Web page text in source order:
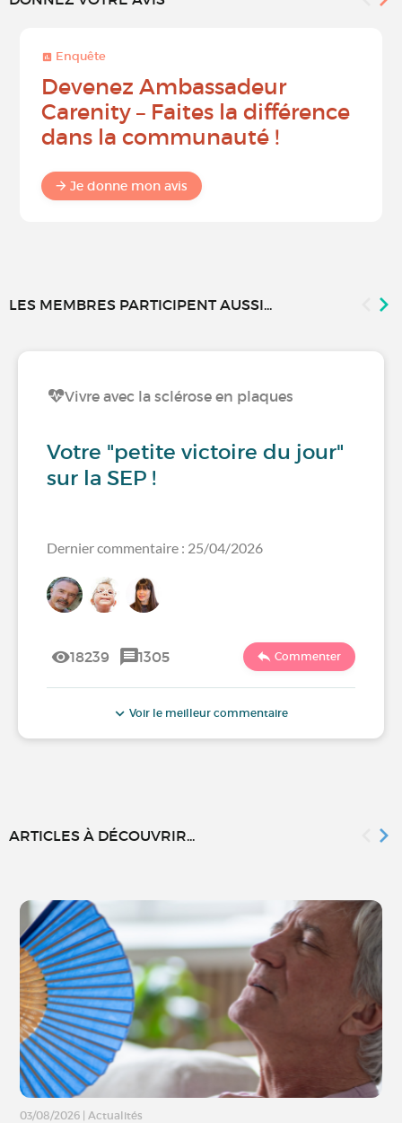
Enquête
Devenez Ambassadeur
Carenity – Faites la différence
dans la communauté !
Je donne mon avis
LES MEMBRES PARTICIPENT AUSSI...
Vivre avec la sclérose en plaques
Votre "petite victoire du jour"
sur la SEP !
Dernier commentaire : 25/04/2026
18239 1305 Commenter
Voir le meilleur commentaire
ARTICLES À DÉCOUVRIR...
03/08/2026 Actualités